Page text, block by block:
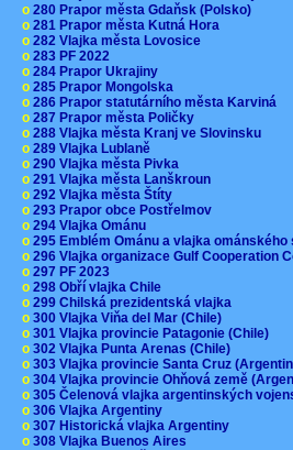
o 280 Prapor města Gdaňsk (Polsko)
o 281 Prapor města Kutná Hora
o 282 Vlajka města Lovosice
o 283 PF 2022
o 284 Prapor Ukrajiny
o 285 Prapor Mongolska
o 286 Prapor statutárního města Karviná
o 287 Prapor města Poličky
o 288 Vlajka města Kranj ve Slovinsku
o 289 Vlajka Lublaně
o 290 Vlajka města Pivka
o 291 Vlajka města Lanškroun
o 292 Vlajka města Štíty
o 293 Prapor obce Postřelmov
o 294 Vlajka Ománu
o 295 Emblém Ománu a vlajka
o 296 Vlajka organizace Gulf Cooperation
o 297 PF 2023
o 298 Obří vlajka Chile
o 299 Chilská prezidentská vlajka
o 300 Vlajka Viňa del Mar (Chile)
o 301 Vlajka provincie Patagonie (Chile)
o 302 Vlajka Punta Arenas (Chile)
o 303 Vlajka provincie Santa Cruz
o 304 Vlajka provincie Ohňová země
o 305 Čelenová vlajka argentinských
o 306 Vlajka Argentiny
o 307 Historická vlajka Argentiny
o 308 Vlajka Buenos Aires